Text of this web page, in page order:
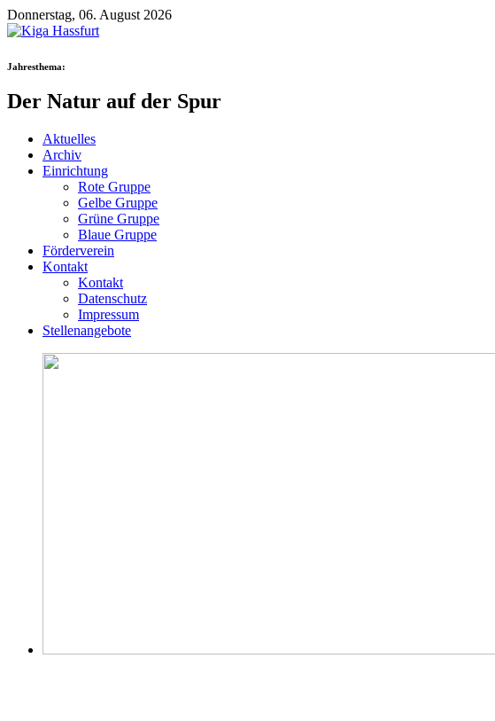
Donnerstag, 06. August 2026
Jahresthema:
Der Natur auf der Spur
Aktuelles
Archiv
Einrichtung
Rote Gruppe
Gelbe Gruppe
Grüne Gruppe
Blaue Gruppe
Förderverein
Kontakt
Kontakt
Datenschutz
Impressum
Stellenangebote